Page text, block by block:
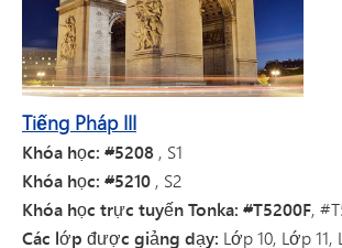
Tiếng Pháp III
Khóa học: #5208 , S1
Khóa học: #5210 , S2
Khóa học trực tuyến Tonka: #T5200F,
Các lớp được giảng dạy: Lớp 10, Lớp 11,